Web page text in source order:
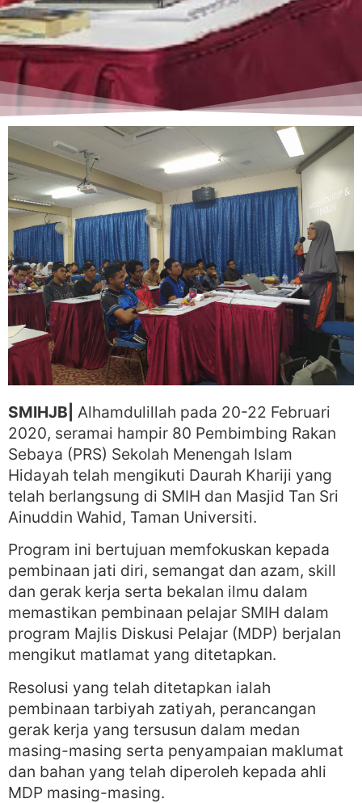
SMIHJB| Alhamdulillah pada 20-22 Februari
2020, seramai hampir 80 Pembimbing Rakan
Sebaya (PRS) Sekolah Menengah Islam
Hidayah telah mengikuti Daurah Khariji yang
telah berlangsung di SMIH dan Masjid Tan Sri
Ainuddin Wahid, Taman Universiti.
Program ini bertujuan memfokuskan kepada
pembinaan jati diri, semangat dan azam, skill
dan gerak kerja serta bekalan ilmu dalam
memastikan pembinaan pelajar SMIH dalam
program Majlis Diskusi Pelajar (MDP) berjalan
mengikut matlamat yang ditetapkan.
Resolusi yang telah ditetapkan ialah
pembinaan tarbiyah zatiyah, perancangan
gerak kerja yang tersusun dalam medan
masing-masing serta penyampaian maklumat
dan bahan yang telah diperoleh kepada ahli
MDP masing-masing.